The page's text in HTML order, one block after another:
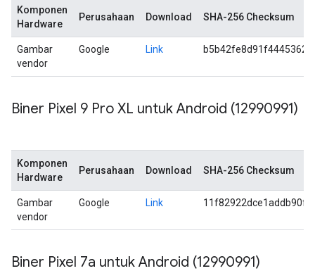
Komponen
Hardware
Perusahaan Download SHA-256 Checksum
Gambar
vendor
Google Link
Biner Pixel 9 Pro XL untuk Android (12990991)
Komponen
Hardware
Perusahaan Download SHA-256 Checksum
Gambar
vendor
Google Link
Biner Pixel 7a untuk Android (12990991)